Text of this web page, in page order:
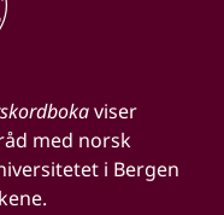
viser
med norsk
i Bergen